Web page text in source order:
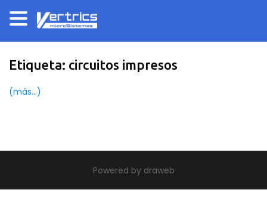
Etiqueta: circuitos impresos
(más…)
theme build by Themeworx.